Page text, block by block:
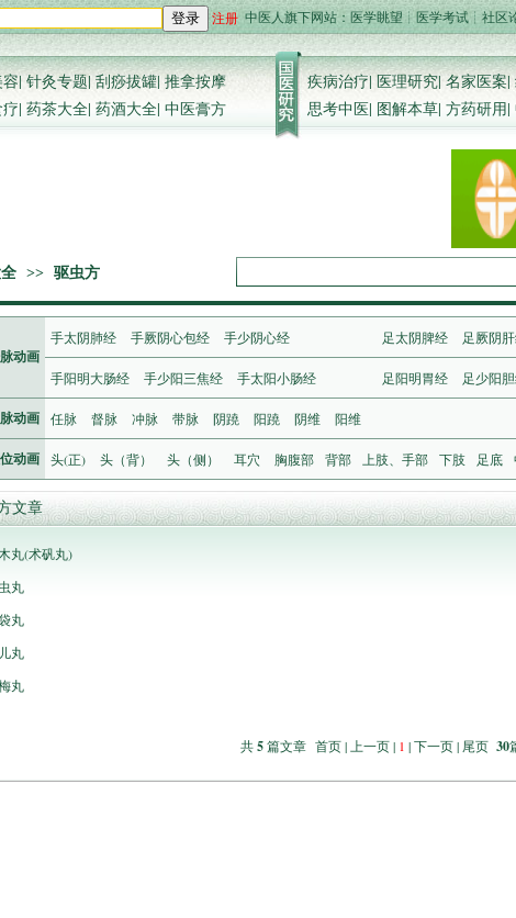
登录 注册 中医人旗下网站： 医学眺望┊医学考试 ┊社区
|针灸专题|刮痧拔罐|推拿按摩
| 药茶大全| 药酒大全| 中医膏方
疾病治疗|医理研究|名家医案|
思考中医| 图解本草| 方药研用|
>> 驱虫方
动画
手太阴肺经 手厥阴心包经 手少阴心经 足太阴脾经 足厥阴
手阳明大肠经 手少阳三焦经 手太阳小肠经 足阳明胃经 足少阳
动画 任脉 督脉 冲脉 带脉 阴蹺 阳蹺 阴维 阳维
动画 头(正) 头（背） 头（侧） 耳穴 胸腹部 背部 上肢、手部 下肢 足底
文章
丸(术矾丸)
丸
丸
丸
丸
共5篇文章 首页 | 上一页 | 1 | 下一页 | 尾页 30